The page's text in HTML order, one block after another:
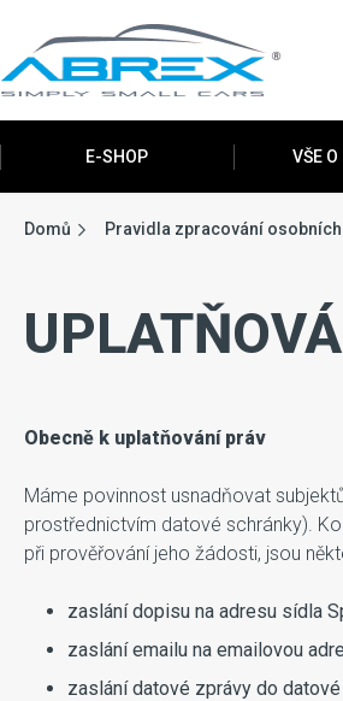
E-SHOP VŠE
Domů Pravidla zpracování
Obecně k uplatňování práv
Máme povinnost usnadňovat
prostřednictvím datové schránky).
při prověřování jeho žádosti, jsou
zaslání dopisu na adresu sídla
zaslání emailu na emailovou
zaslání datové zprávy do